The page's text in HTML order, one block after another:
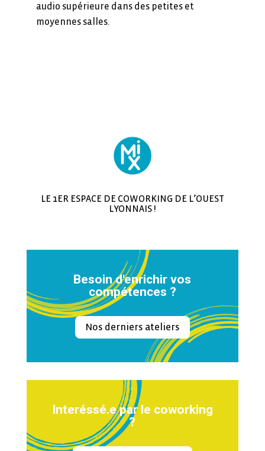
audio supérieure dans des petites et
moyennes salles.
LE 1ER ESPACE DE COWORKING DE L’OUEST
LYONNAIS !
Besoin d'enrichir vos
compétences ?
Nos derniers ateliers
Interéssé.e par le coworking
?